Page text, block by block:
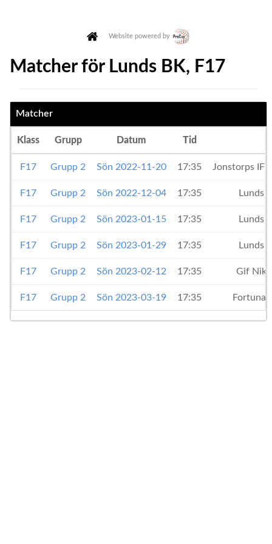
Website powered by
Matcher för Lunds BK, F17
Matcher
Klass Grupp Datum Tid
F17 Grupp 2 Sön 2022-11-20 17:35 Jonstorps IF
F17 Grupp 2 Sön 2022-12-04 17:35 Lunds
F17 Grupp 2 Sön 2023-01-15 17:35 Lunds
F17 Grupp 2 Sön 2023-01-29 17:35 Lunds
F17 Grupp 2 Sön 2023-02-12 17:35 Gif
F17 Grupp 2 Sön 2023-03-19 17:35 Fortuna